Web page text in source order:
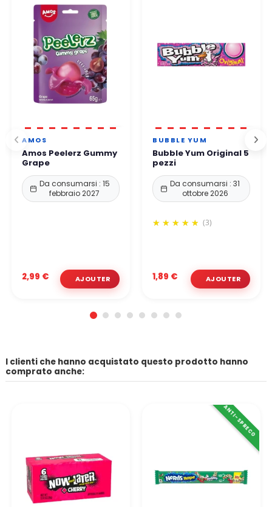
Potete ordinare in tutta tranquillità.
AMOS
Amos Peelerz Gummy
Grape
Da consumarsi : 15
febbraio 2027
2,99 €
BUBBLE YUM
Bubble Yum Original 5
pezzi
Da consumarsi : 31
ottobre 2026
(3)
1,89 €
I clienti che hanno acquistato questo prodotto hanno
comprato anche:
ANTI-SPRECO